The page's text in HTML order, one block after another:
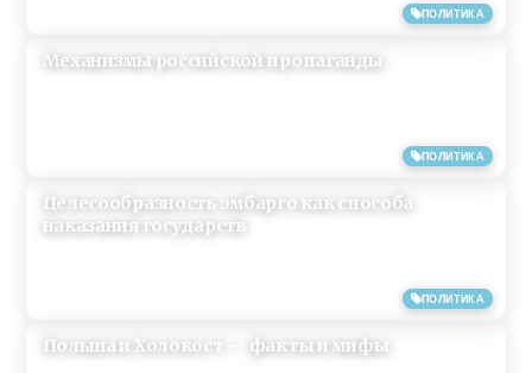
ПОЛИТИКА
ПОЛИТИКА
Механизмы российской пропаганды
ПОЛИТИКА
Целесообразность эмбарго как способа
наказания государств
Польша и Холокост — факты и мифы